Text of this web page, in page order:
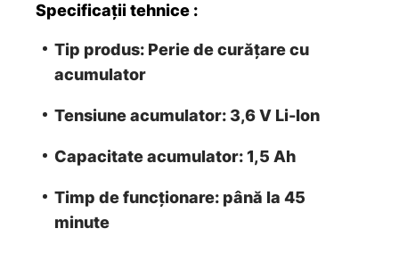
Specificații tehnice :
Tip produs: Perie de curățare cu
acumulator
Tensiune acumulator: 3,6 V Li-Ion
Capacitate acumulator: 1,5 Ah
Timp de funcționare: până la 45
minute